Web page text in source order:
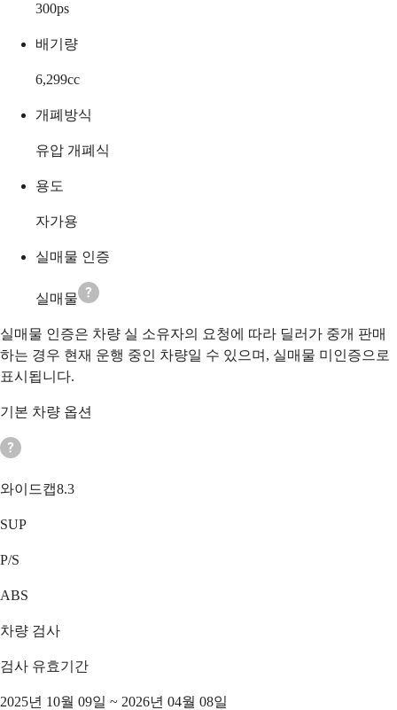
300ps
배기량
6,299cc
개폐방식
유압 개폐식
용도
자가용
실매물 인증
실매물
실매물 인증은 차량 실 소유자의 요청에 따라 딜러가 중개 판매
하는 경우 현재 운행 중인 차량일 수 있으며, 실매물 미인증으로
표시됩니다.
기본 차량 옵션
와이드캡8.3
SUP
P/S
ABS
차량 검사
검사 유효기간
2025년 10월 09일 ~ 2026년 04월 08일